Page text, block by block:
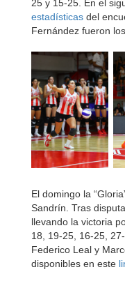
25 y 15-25. En el
estadísticas del
Fernández fueron
El domingo la
Sandrín. Tras
llevando la victoria
18, 19-25, 16-25,
Federico Leal y
disponibles en este